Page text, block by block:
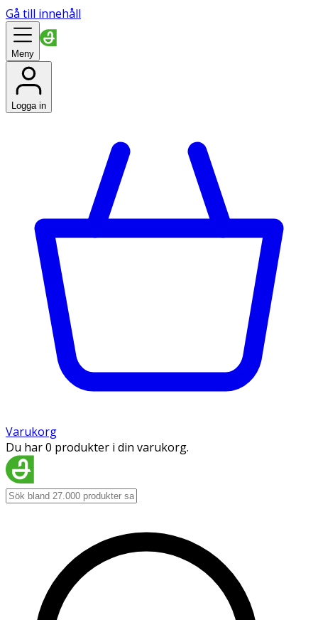
Gå till innehåll
Meny
Logga in
Varukorg
Du har 0 produkter i din varukorg.